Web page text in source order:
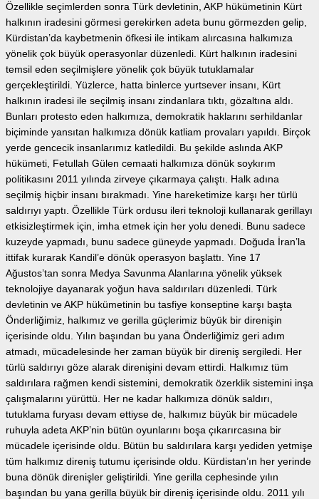
Özellikle seçimlerden sonra Türk devletinin, AKP hükümetinin Kürt
halkının iradesini görmesi gerekirken adeta bunu görmezden gelip,
Kürdistan’da kaybetmenin öfkesi ile intikam alırcasına halkımıza
yönelik çok büyük operasyonlar düzenledi. Kürt halkının iradesini
temsil eden seçilmişlere yönelik çok büyük tutuklamalar
gerçekleştirildi. Yüzlerce, hatta binlerce yurtsever insanı, Kürt
halkının iradesi ile seçilmiş insanı zindanlara tıktı, gözaltına aldı.
Bunları protesto eden halkımıza, demokratik haklarını serhildanlar
biçiminde yansıtan halkımıza dönük katliam provaları yapıldı. Birçok
yerde gencecik insanlarımız katledildi. Bu şekilde aslında AKP
hükümeti, Fetullah Gülen cemaati halkımıza dönük soykırım
politikasını 2011 yılında zirveye çıkarmaya çalıştı. Halk adına
seçilmiş hiçbir insanı bırakmadı. Yine hareketimize karşı her türlü
saldırıyı yaptı. Özellikle Türk ordusu ileri teknoloji kullanarak gerillayı
etkisizleştirmek için, imha etmek için her yolu denedi. Bunu sadece
kuzeyde yapmadı, bunu sadece güneyde yapmadı. Doğuda İran’la
ittifak kurarak Kandil’e dönük operasyon başlattı. Yine 17
Ağustos’tan sonra Medya Savunma Alanlarına yönelik yüksek
teknolojiye dayanarak yoğun hava saldırıları düzenledi. Türk
devletinin ve AKP hükümetinin bu tasfiye konseptine karşı başta
Önderliğimiz, halkımız ve gerilla güçlerimiz büyük bir direnişin
içerisinde oldu. Yılın başından bu yana Önderliğimiz geri adım
atmadı, mücadelesinde her zaman büyük bir direniş sergiledi. Her
türlü saldırıyı göze alarak direnişini devam ettirdi. Halkımız tüm
saldırılara rağmen kendi sistemini, demokratik özerklik sistemini inşa
çalışmalarını yürüttü. Her ne kadar halkımıza dönük saldırı,
tutuklama furyası devam ettiyse de, halkımız büyük bir mücadele
ruhuyla adeta AKP’nin bütün oyunlarını boşa çıkarırcasına bir
mücadele içerisinde oldu. Bütün bu saldırılara karşı yediden yetmişe
tüm halkımız direniş tutumu içerisinde oldu. Kürdistan’ın her yerinde
buna dönük direnişler geliştirildi. Yine gerilla cephesinde yılın
başından bu yana gerilla büyük bir direniş içerisinde oldu. 2011 yılı